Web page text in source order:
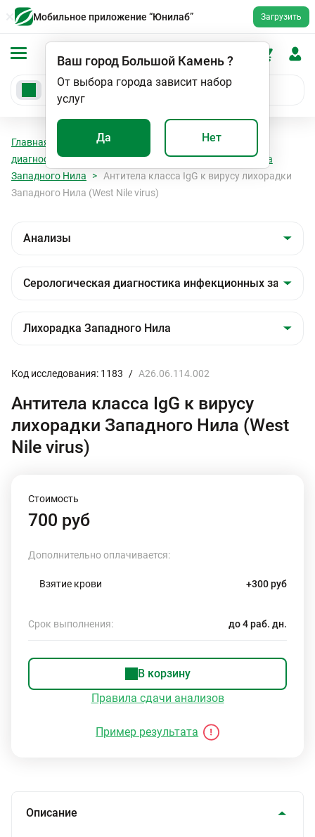
Мобильное приложение “Юнилаб” Загрузить
Ваш город Большой Камень?
От выбора города зависит набор
услуг
Да Нет
Главная Анализы
Серологическая
диагностика инфекционных заболеваний
Лихорадка
Западного Нила
Антитела класса IgG к вирусу лихорадки
Западного Нила (West Nile virus)
Код исследования: 1183 / А26.06.114.002
Антитела класса IgG к вирусу
лихорадки Западного Нила (West
Nile virus)
Стоимость
700 руб
Дополнительно оплачивается:
Взятие крови +300 руб
Срок выполнения: до 4 раб. дн.
В корзину
Правила сдачи анализов
Пример результата
Описание